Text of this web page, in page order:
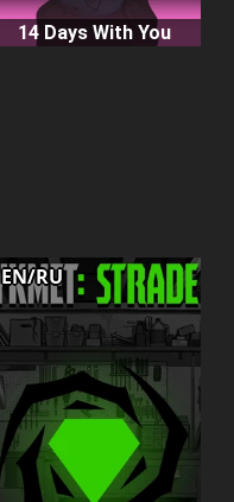
14 Days With You
EN/RU